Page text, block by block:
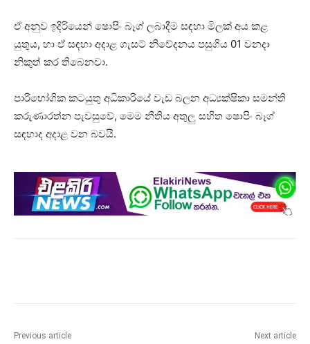
ඒ අනුව ඉදිරියෙන් ෂොපිං බෑග් ලබාදීම සඳහා මිලක් අය කළ
යුතුය, හා ඒ සඳහා අදාළ ගැසට් නිවේදනය පසුගිය 01 වනදා
නිකුත් කර තිබෙනවා.
පාරිභෝගික කටයුතු අධිකාරියේ වැඩ බලන අධ්‍යක්ෂිකා සමන්ති
කරුණාරත්න පැවසුවේ, මෙම නීතිය අතුලු සහිත ෂොපිං බෑග්
සඳහාද අදාළ වන බවයි.
Previous article Next article